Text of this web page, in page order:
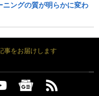
ングの質が明らかに変わ
事をお届けします